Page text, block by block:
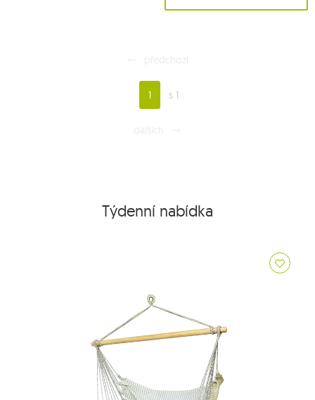
1 s 1
Týdenní nabídka